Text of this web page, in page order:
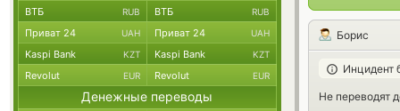
Борис
Инцидент
Не переводят
ВТБ RUB ВТБ RUB
Приват 24 UAH Приват 24 UAH
Kaspi Bank KZT Kaspi Bank KZT
Revolut EUR Revolut EUR
Денежные переводы